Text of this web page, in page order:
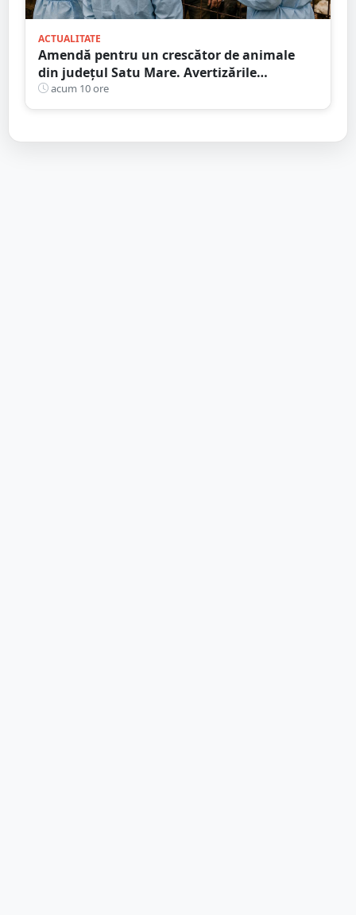
ACTUALITATE
Amendă pentru un crescător de animale
din județul Satu Mare. Avertizările
transmise de DSVSA
acum 10 ore